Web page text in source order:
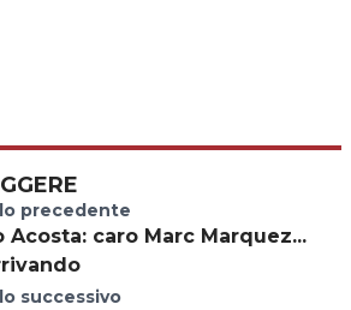
precedente
Acosta: caro Marc Marquez...
successivo